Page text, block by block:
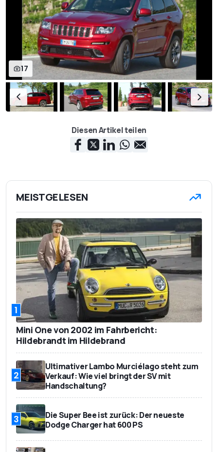
17
Diesen Artikel teilen
MEISTGELESEN
1
Mini One von 2002 im Fahrbericht:
Hildebrandt im Hildebrand
2
Ultimativer Lambo Murciélago steht zum
Verkauf: Wie viel bringt der SV mit
Handschaltung?
3
Die Super Bee ist zurück: Der neueste
Dodge Charger hat 600 PS